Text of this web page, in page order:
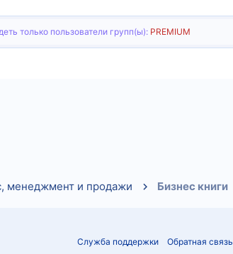
только пользователи групп(ы): PREMIUM
менеджмент и продажи Бизнес книги
Служба поддержки Обратная связь